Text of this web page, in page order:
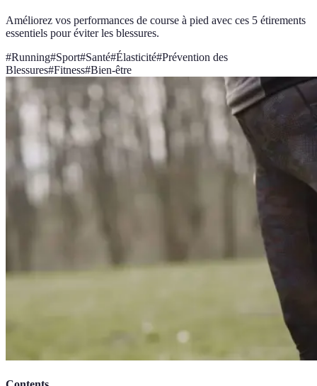
Améliorez vos performances de course à pied avec ces 5 étirements
essentiels pour éviter les blessures.
#Running#Sport#Santé#Élasticité#Prévention des
Blessures#Fitness#Bien-être